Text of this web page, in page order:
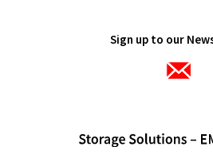
Sign up to our